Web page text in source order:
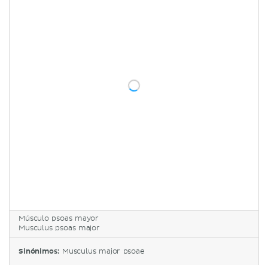
Músculo psoas mayor
Musculus psoas major
Sinónimos: Musculus major psoae